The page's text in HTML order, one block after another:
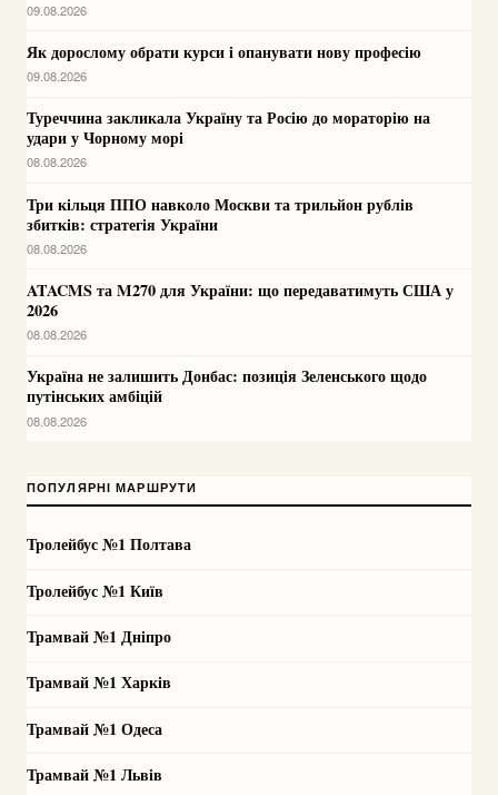
09.08.2026
Як дорослому обрати курси і опанувати нову професію
09.08.2026
Туреччина закликала Україну та Росію до мораторію на
удари у Чорному морі
08.08.2026
Три кільця ППО навколо Москви та трильйон рублів
збитків: стратегія України
08.08.2026
ATACMS та M270 для України: що передаватимуть США у
2026
08.08.2026
Україна не залишить Донбас: позиція Зеленського щодо
путінських амбіцій
08.08.2026
ПОПУЛЯРНІ МАРШРУТИ
Тролейбус №1 Полтава
Тролейбус №1 Київ
Трамвай №1 Дніпро
Трамвай №1 Харків
Трамвай №1 Одеса
Трамвай №1 Львів